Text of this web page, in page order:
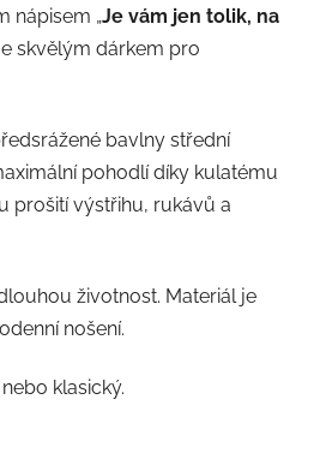
nápisem „Je vám jen tolik, na
skvělým dárkem pro
bavlny střední
pohodlí díky kulatému
prošití výstřihu, rukávů a
životnost. Materiál je
nošení.
klasický.